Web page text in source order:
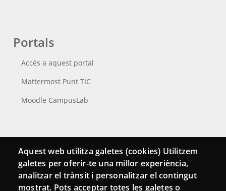
Portals
Accés a aquest portal
Mattermost Punt TIC
Moodle CampusLab
Connecta
Bustia de contacte
Butlletins
Aquest web utilitza galetes (cookies) Utilitzem
galetes per oferir-te una millor experiència,
analitzar el trànsit i personalitzar el contingut
mostrat. Pots acceptar totes les galetes o